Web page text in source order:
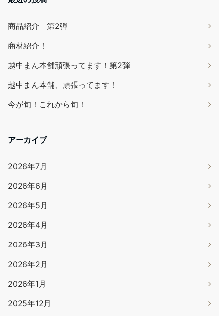
商品紹介 第2弾
商材紹介！
越中まん本舗頑張ってます！第2弾
越中まん本舗、頑張ってます！
今が旬！これから旬！
アーカイブ
2026年7月
2026年6月
2026年5月
2026年4月
2026年3月
2026年2月
2026年1月
2025年12月